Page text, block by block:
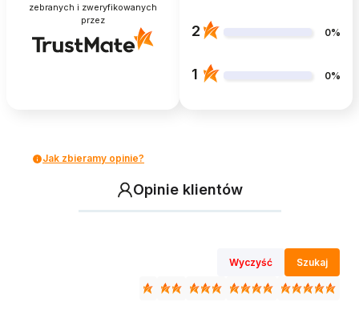
zebranych i zweryfikowanych
przez
2 0%
1 0%
Jak zbieramy opinie?
Opinie klientów
Wyczyść Szukaj